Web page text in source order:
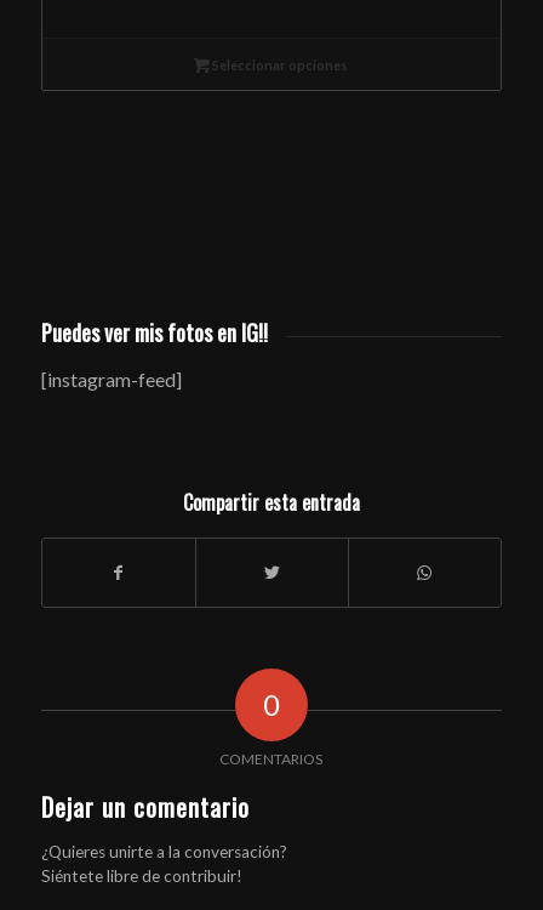
Seleccionar opciones
Puedes ver mis fotos en IG!!
[instagram-feed]
Compartir esta entrada
0
COMENTARIOS
Dejar un comentario
¿Quieres unirte a la conversación?
Siéntete libre de contribuir!